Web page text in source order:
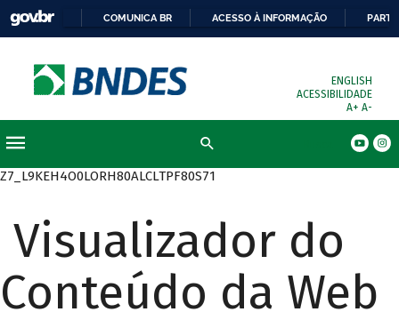
COMUNICA BR ACESSO À INFORMAÇÃO
ENGLISH
ACESSIBILIDADE
A+ A-
Z7_L9KEH4O0LORH80ALCLTPF80S71
Visualizador do
Conteúdo da Web